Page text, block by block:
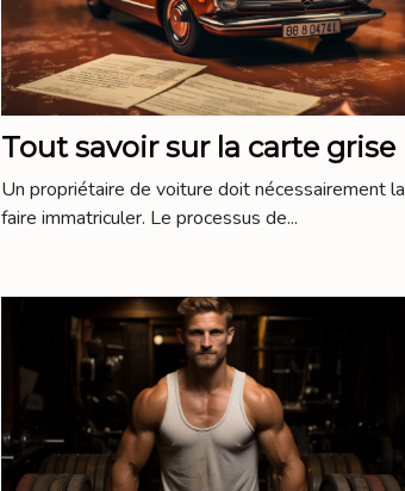
Tout savoir sur la carte grise
Un propriétaire de voiture doit nécessairement la
faire immatriculer. Le processus de...